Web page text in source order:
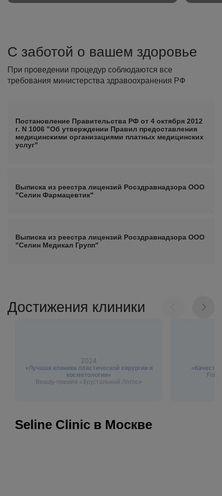
С заботой о вашем здоровье
При проведении процедур соблюдаются все
требования министерства здравоохранения РФ
Постановление Правительства РФ от 4 октября 2012
г. N 1006 "Об утверждении Правил предоставления
медицинскими организациями платных медицинских
услуг"
Выписка из реестра лицензий Росздравнадзора ООО
"Селин Фармацевтик"
Выписка из реестра лицензий Росздравнадзора ООО
"Селин Медикал Групп"
Достижения клиники
2024
«Лучшая клиника пластической хирургии и
косметологии»
Beauty-премия «Хрустальный Лотос»
Seline Clinic в Москве